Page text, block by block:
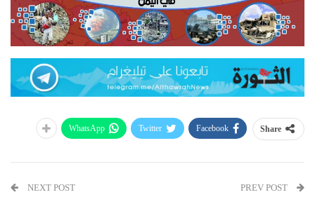
Share
Facebook
Twitter
WhatsApp
NEXT POST